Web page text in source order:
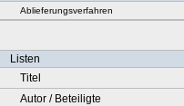
Ablieferungsverfahren
Listen
Titel
Autor / Beteiligte